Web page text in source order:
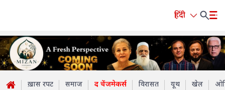
हिंदी
ख़ास रपट समाज द चेंजमेकर्स विरासत यूथ खेल